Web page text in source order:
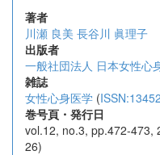
著者
川瀬 良美 長谷川 眞理子
出版者
一般社団法人 日本女性心
雑誌
女性心身医学 (
巻号頁・発行日
vol.12, no.3, pp.472-473,
26)